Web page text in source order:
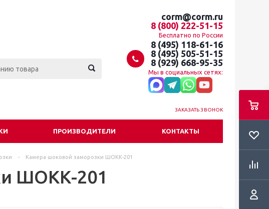
corm@corm.ru
8 (800) 222-51-15
Бесплатно по России
8 (495) 118-61-16
8 (495) 505-51-15
8 (929) 668-95-35
Мы в социальных сетях:
ЗАКАЗАТЬ ЗВОНОК
ПРОИЗВОДИТЕЛИ КОНТАКТЫ
- Камера шоковой заморозки ШОКК-201
ШОКК-201